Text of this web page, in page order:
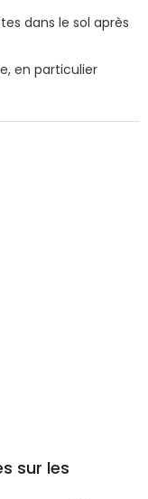
dans le sol après
en particulier
sur les